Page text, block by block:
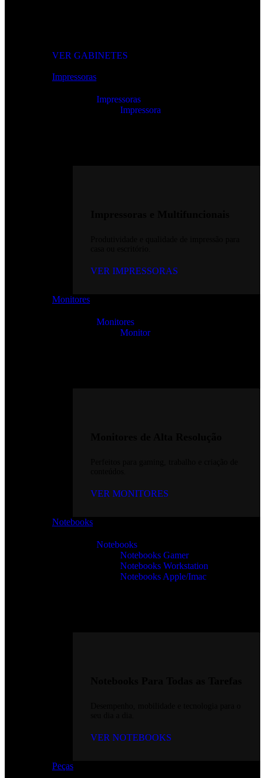
VER GABINETES
Impressoras
Impressoras
Impressora
VER IMPRESSORAS
Monitores
Monitores
Monitor
VER MONITORES
Notebooks
Notebooks
Notebooks Gamer
Notebooks Workstation
Notebooks Apple/Imac
VER NOTEBOOKS
Peças